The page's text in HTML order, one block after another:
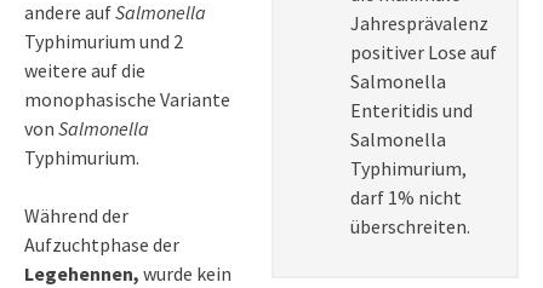
Jahresprävalenz
positiver Lose auf
Salmonella
Enteritidis und
Salmonella
Typhimurium,
darf 1% nicht
überschreiten.
andere aufSalmonella
Typhimurium und 2
weitere auf die
monophasische Variante
von Salmonella
Typhimurium.
Während der
Aufzuchtphase der
Legehennen, wurde kein